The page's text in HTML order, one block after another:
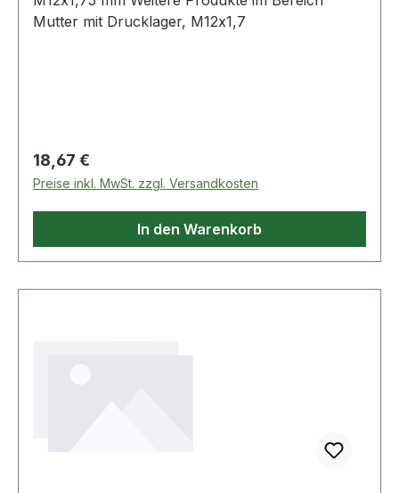
Mutter mit Drucklager, M12x1,7
Regulärer Preis:
18,67 €
Preise inkl. MwSt. zzgl. Versandkosten
In den Warenkorb